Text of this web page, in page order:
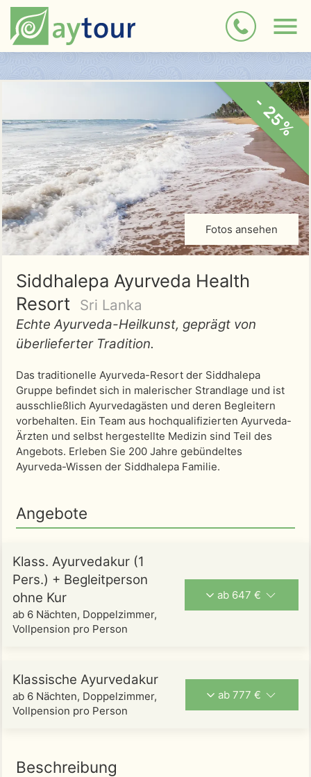
Fotos ansehen
- 25%
Siddhalepa Ayurveda Health
Resort
Sri Lanka
Echte Ayurveda-Heilkunst, geprägt von
überlieferter Tradition.
Das traditionelle Ayurveda-Resort der Siddhalepa
Gruppe befindet sich in malerischer Strandlage und ist
ausschließlich Ayurvedagästen und deren Begleitern
vorbehalten. Ein Team aus hochqualifizierten Ayurveda-
Ärzten und selbst hergestellte Medizin sind Teil des
Angebots. Erleben Sie 200 Jahre gebündeltes
Ayurveda-Wissen der Siddhalepa Familie.
Angebote
Klass. Ayurvedakur (1
Pers.) + Begleitperson
ohne Kur
ab 6 Nächten, Doppelzimmer,
Vollpension pro Person
ab 647 €
Klassische Ayurvedakur
ab 6 Nächten, Doppelzimmer,
Vollpension pro Person
ab 777 €
Beschreibung